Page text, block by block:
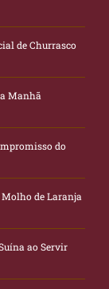
de Churrasco
Manhã
do
de Laranja
ao Servir